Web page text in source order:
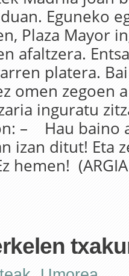
Eguneko
Plaza Mayor
afaltzera.
platera.
omen zegoen
inguratu
– Hau baino
izan ditut! Eta
hemen!